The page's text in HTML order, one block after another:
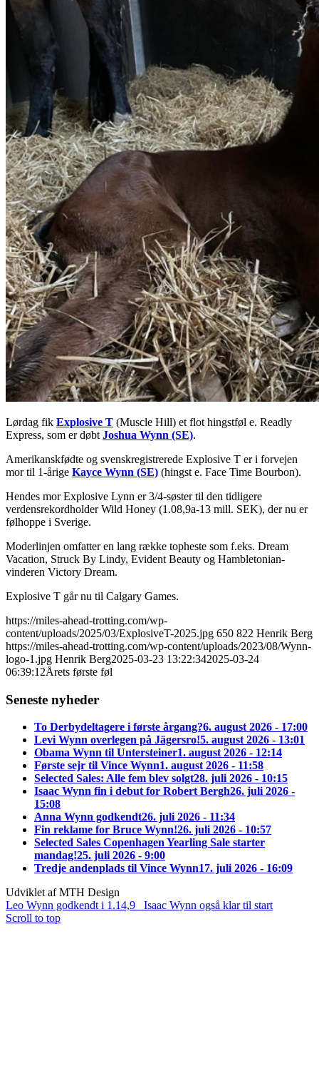
Lørdag fik Explosive T (Muscle Hill) et flot hingstføl e. Readly
Express, som er døbt Joshua Wynn (SE).
Amerikanskfødte og svenskregistrerede Explosive T er i forvejen
mor til 1-årige Kayce Wynn (SE) (hingst e. Face Time Bourbon).
Hendes mor Explosive Lynn er 3/4-søster til den tidligere
verdensrekordholder Wild Honey (1.08,9a-13 mill. SEK), der nu er
følhoppe i Sverige.
Moderlinjen omfatter en lang række topheste som f.eks. Dream
Vacation, Struck By Lindy, Evident Beauty og Hambletonian-
vinderen Victory Dream.
Explosive T går nu til Calgary Games.
https://miles-ahead-trotting.com/wp-
content/uploads/2025/03/ExplosiveT-2025.jpg 650 822 Henrik Berg
https://miles-ahead-trotting.com/wp-content/uploads/2023/08/Wynn-
logo-1.jpg Henrik Berg2025-03-23 13:22:342025-03-24
06:39:12Årets første føl
Seneste nyheder
To Derbydeltagere i første årgang?6. august 2026 - 17:00
Levi Wynn overlegen på Jägersro!5. august 2026 - 13:01
Obama Wynn til Untersteiner1. august 2026 - 12:14
Første sejr til Vince Wynn1. august 2026 - 11:58
Selected Sales: Alle fem blev solgt28. juli 2026 - 10:15
Isaac Wynn fin i debut for Robert Bergh26. juli 2026 -
15:08
Anna Wynn godkendt26. juli 2026 - 11:34
Fin reklame for Bruce Wynn!26. juli 2026 - 10:57
Selected Sales Copenhagen Yearling Sale starter
mandag!25. juli 2026 - 9:00
Tredje andenplads til Vince Wynn17. juli 2026 - 16:09
Udviklet af MTH Design
Leo Wynn godkendt i 1.14,9
Isaac Wynn også klar til start
Scroll to top